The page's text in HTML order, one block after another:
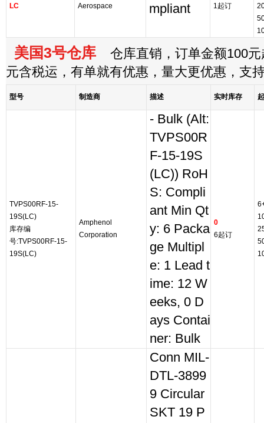
LC
Aerospace
mpliant
1起订
美国3号仓库 仓库直销，订单金额100元
元含税运，有单就有优惠，量大更优惠，支
型号 制造商 描述 实时库存
TVPS00RF-15-
19S(LC)
库存编
号:TVPS00RF-15-
19S(LC)
Amphenol
Corporation
- Bulk (Alt:
TVPS00R
F-15-19S
(LC)) RoH
S: Compli
ant Min Qt
y: 6 Packa
ge Multipl
e: 1 Lead t
ime: 12 W
eeks, 0 D
ays Contai
ner: Bulk
0
6起订
Conn MIL-
DTL-3899
9 Circular
SKT 19 P